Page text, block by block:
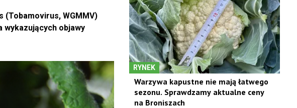
WGMMV)
wykazujących objawy
RYNEK
Warzywa kapustne nie mają łatwego
sezonu. Sprawdzamy aktualne ceny
na Broniszach